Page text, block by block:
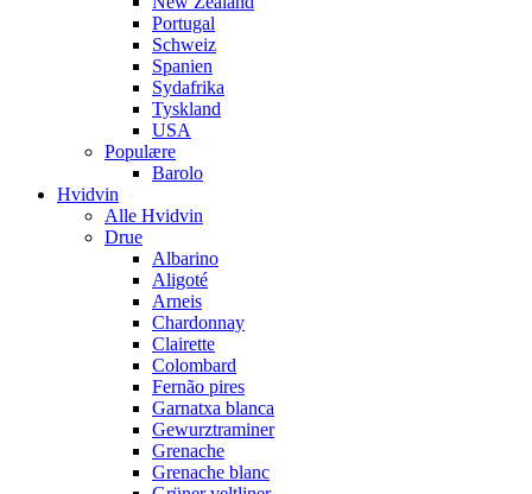
Portugal
Schweiz
Spanien
Sydafrika
Tyskland
USA
Populære
Barolo
Hvidvin
Alle Hvidvin
Drue
Albarino
Aligoté
Arneis
Chardonnay
Clairette
Colombard
Fernão pires
Garnatxa blanca
Gewurztraminer
Grenache
Grenache blanc